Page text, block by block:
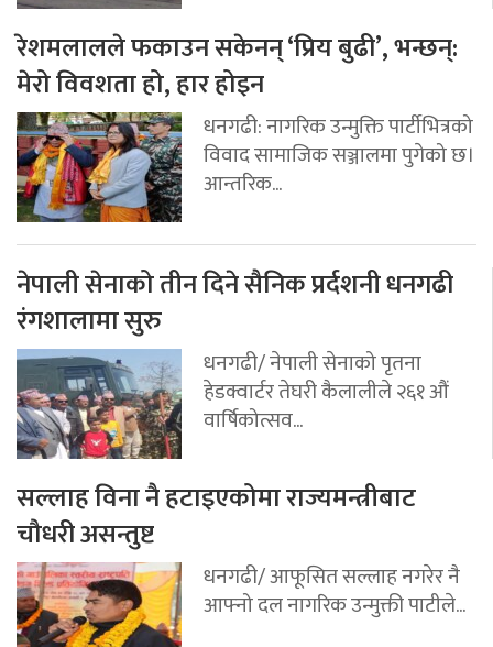
रेशमलालले फकाउन सकेनन् ‘प्रिय बुढी’, भन्छन्:
मेरो विवशता हो, हार होइन
धनगढी: नागरिक उन्मुक्ति पार्टीभित्रको
विवाद सामाजिक सञ्जालमा पुगेको छ।
आन्तरिक...
नेपाली सेनाको तीन दिने सैनिक प्रर्दशनी धनगढी
रंगशालामा सुरु
धनगढी/ नेपाली सेनाको पृतना
हेडक्वार्टर तेघरी कैलालीले २६१ औं
वार्षिकोत्सव...
सल्लाह विना नै हटाइएकोमा राज्यमन्त्रीबाट
चौधरी असन्तुष्ट
धनगढी/ आफूसित सल्लाह नगरेर नै
आफ्नो दल नागरिक उन्मुक्ती पाटीले...